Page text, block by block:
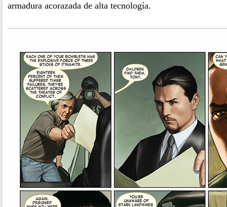
armadura acorazada de alta tecnología.